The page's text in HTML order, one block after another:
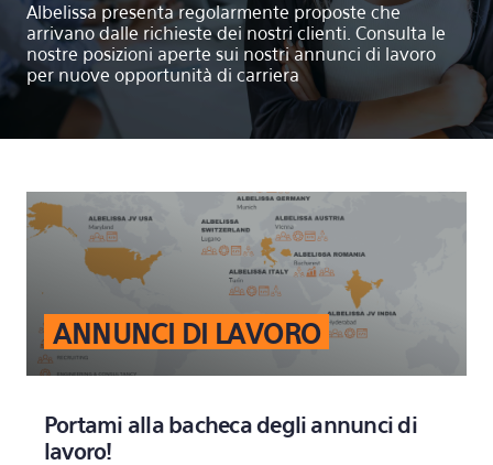
Albelissa presenta regolarmente proposte che
arrivano dalle richieste dei nostri clienti. Consulta le
nostre posizioni aperte sui nostri annunci di lavoro
per nuove opportunità di carriera
ANNUNCI DI LAVORO
Portami alla bacheca degli annunci di
lavoro!